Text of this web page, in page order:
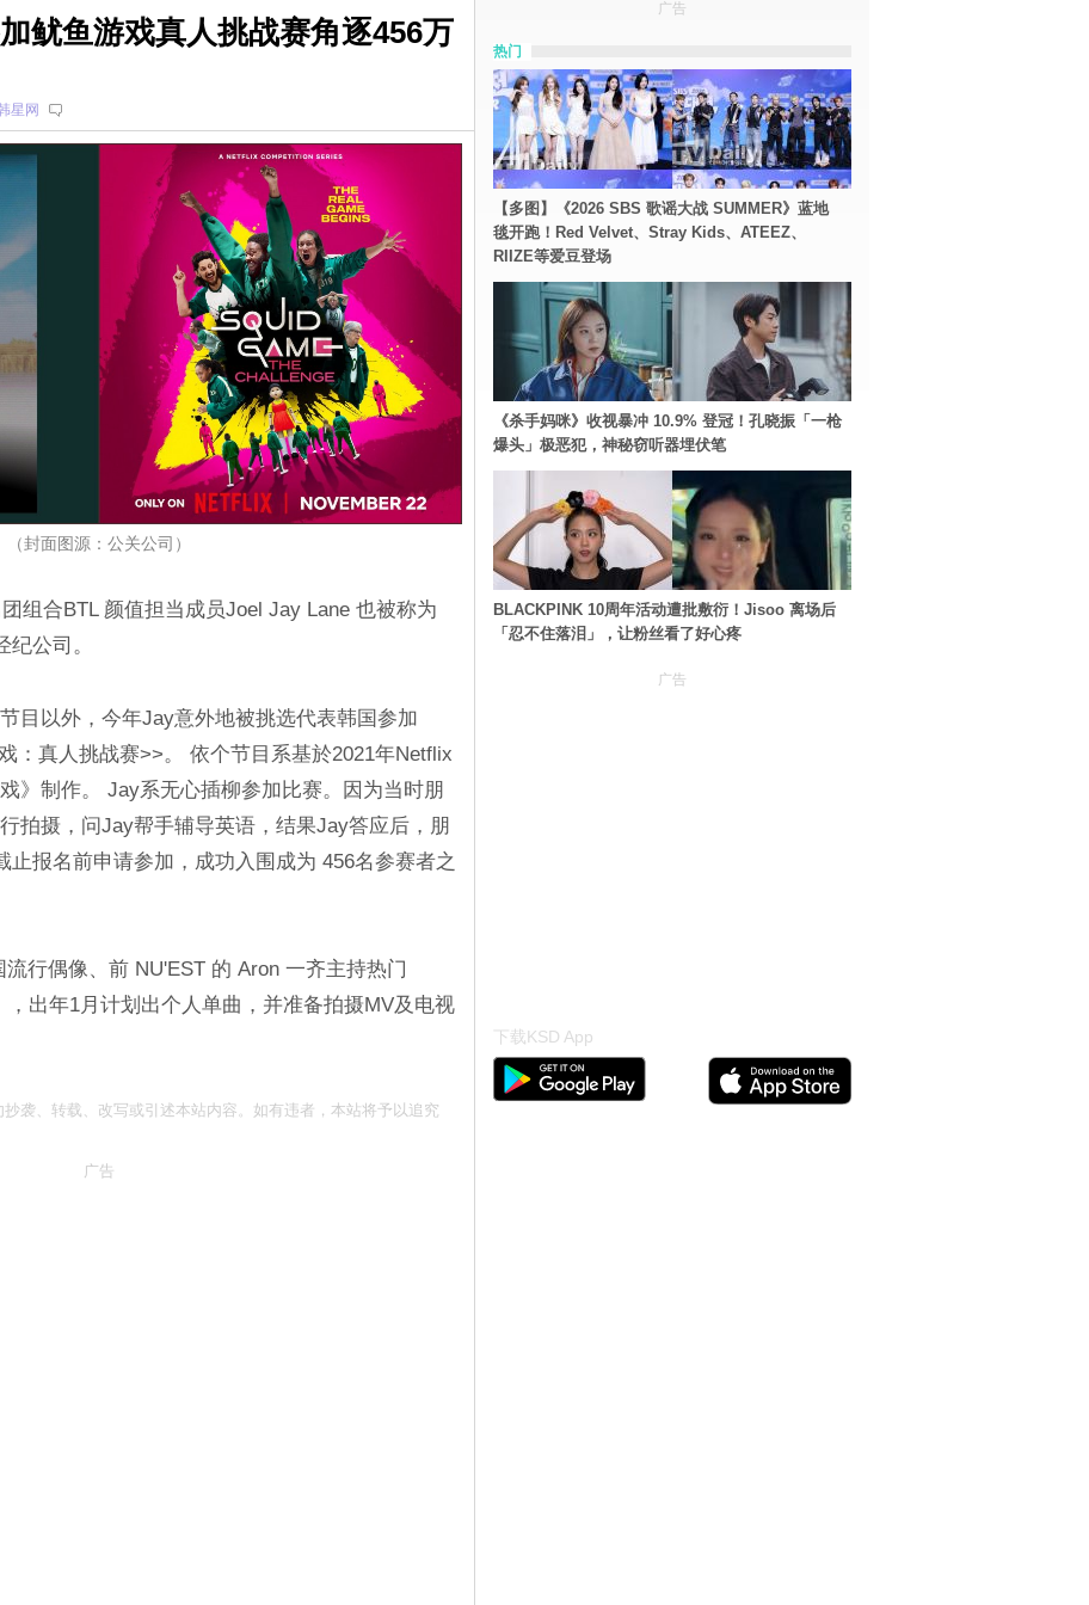
鱿鱼游戏真人挑战赛角逐456万
星网
（封面图源：公关公司）
组合BTL 颜值担当成员Joel Jay Lane 也被称为
公司。
目以外，今年Jay意外地被挑选代表韩国参加
：真人挑战赛>>。 依个节目系基於2021年Netflix
》制作。 Jay系无心插柳参加比赛。因为当时朋
拍摄，问Jay帮手辅导英语，结果Jay答应后，朋
报名前申请参加，成功入围成为 456名参赛者之
行偶像、前 NU'EST 的 Aron 一齐主持热门
，出年1月计划出个人单曲，并准备拍摄MV及电视
袭、转载、改写或引述本站内容。如有违者，本站将予以追究
广告
广告
热门
【多图】《2026 SBS 歌谣大战 SUMMER》蓝地
毯开跑！Red Velvet、Stray Kids、ATEEZ、
RIIZE等爱豆登场
《杀手妈咪》收视暴冲 10.9% 登冠！孔晓振「一枪
爆头」极恶犯，神秘窃听器埋伏笔
BLACKPINK 10周年活动遭批敷衍！Jisoo 离场后
「忍不住落泪」，让粉丝看了好心疼
广告
下载KSD App